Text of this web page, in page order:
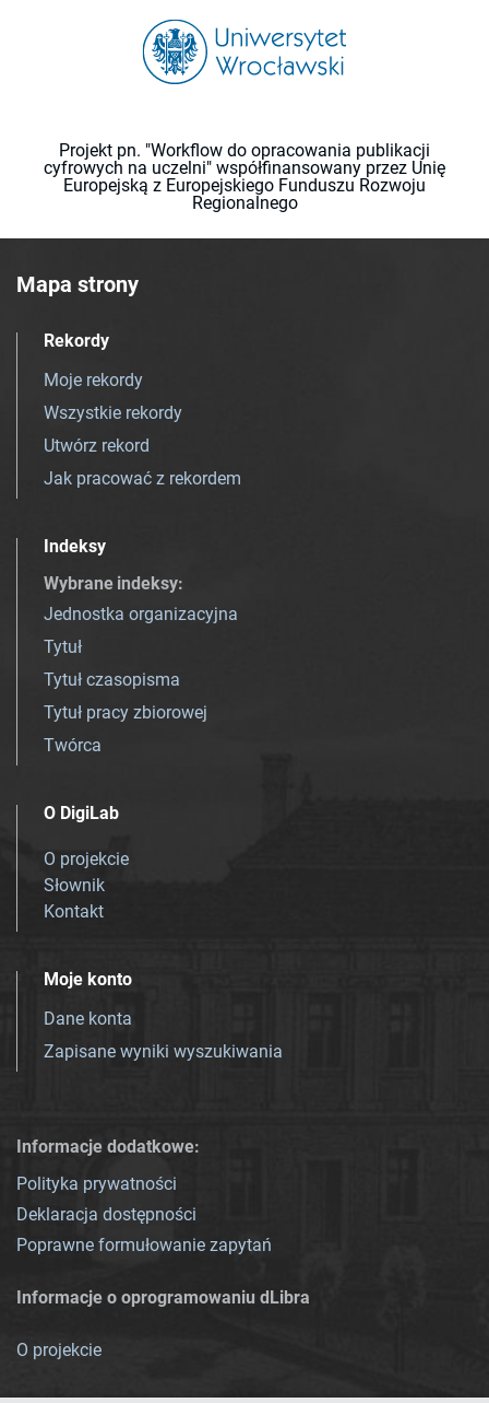
Projekt pn. "Workflow do opracowania publikacji
cyfrowych na uczelni" współfinansowany przez Unię
Europejską z Europejskiego Funduszu Rozwoju
Regionalnego
Mapa strony
Rekordy
Moje rekordy
Wszystkie rekordy
Utwórz rekord
Jak pracować z rekordem
Indeksy
Wybrane indeksy:
Jednostka organizacyjna
Tytuł
Tytuł czasopisma
Tytuł pracy zbiorowej
Twórca
O DigiLab
O projekcie
Słownik
Kontakt
Moje konto
Dane konta
Zapisane wyniki wyszukiwania
Informacje dodatkowe:
Polityka prywatności
Deklaracja dostępności
Poprawne formułowanie zapytań
Informacje o oprogramowaniu dLibra
O projekcie